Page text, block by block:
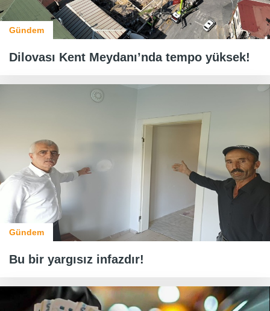
Gündem
Dilovası Kent Meydanı’nda tempo yüksek!
Gündem
Bu bir yargısız infazdır!